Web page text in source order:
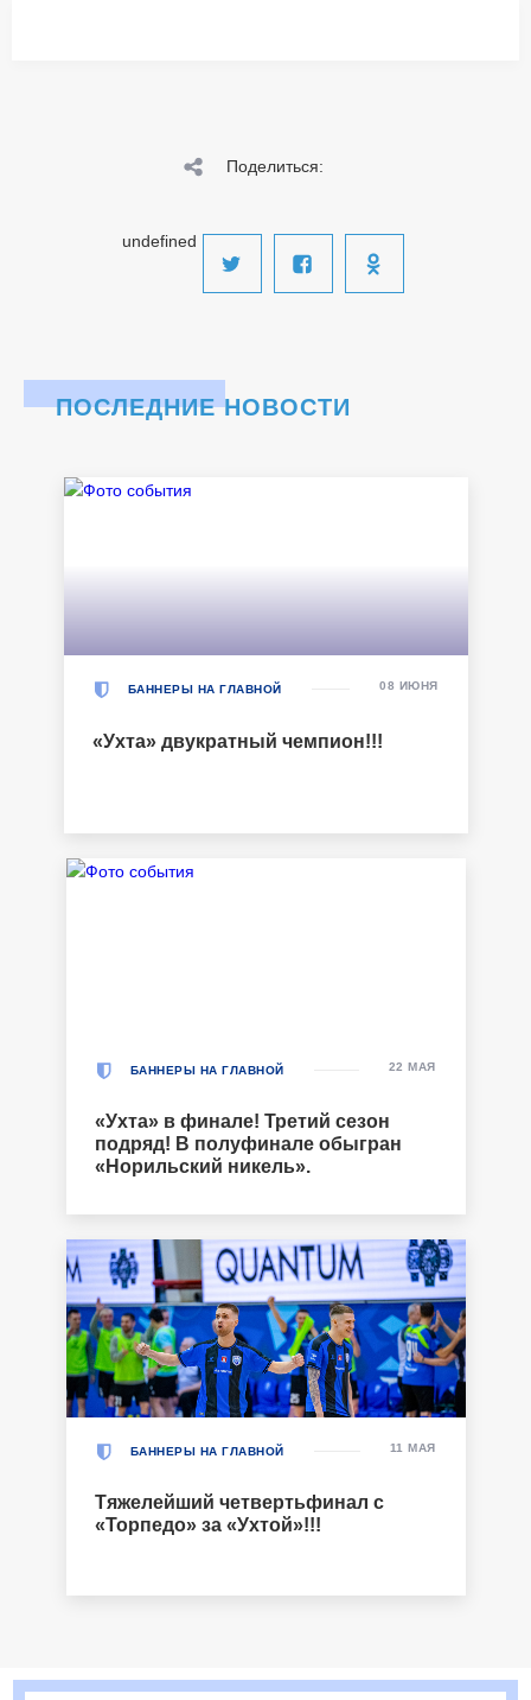
Поделиться:
undefined
ПОСЛЕДНИЕ НОВОСТИ
БАННЕРЫ НА ГЛАВНОЙ
«Ухта» двукратный чемпион!!!
08 ИЮНЯ
БАННЕРЫ НА ГЛАВНОЙ
«Ухта» в финале! Третий сезон
подряд! В полуфинале обыгран
«Норильский никель».
22 МАЯ
БАННЕРЫ НА ГЛАВНОЙ
Тяжелейший четвертьфинал с
«Торпедо» за «Ухтой»!!!
11 МАЯ